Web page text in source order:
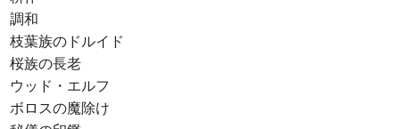
調和
枝葉族のドルイド
桜族の長老
ウッド・エルフ
ボロスの魔除け